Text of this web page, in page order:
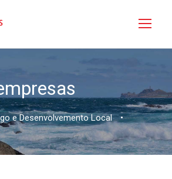
e Desenvolvemento Local •